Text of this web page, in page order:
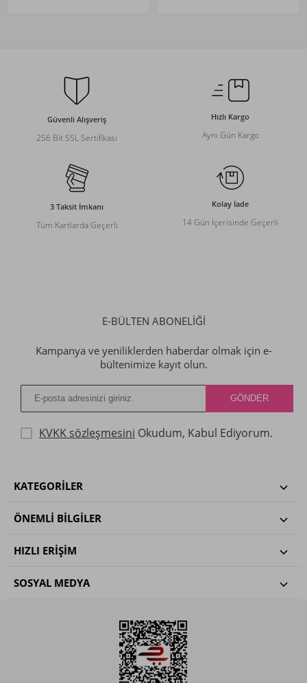
Güvenli Alışveriş
256 Bit SSL Sertifikası
Hızlı Kargo
Aynı Gün Kargo
3 Taksit İmkanı
Tüm Kartlarda Geçerli
Kolay İade
14 Gün İçerisinde Geçerli
E-BÜLTEN ABONELİĞİ
Kampanya ve yeniliklerden haberdar olmak için e-
bültenimize kayıt olun.
KVKK sözleşmesini Okudum, Kabul Ediyorum.
KATEGORILER
ÖNEMLI BILGILER
HIZLI ERIŞIM
SOSYAL MEDYA